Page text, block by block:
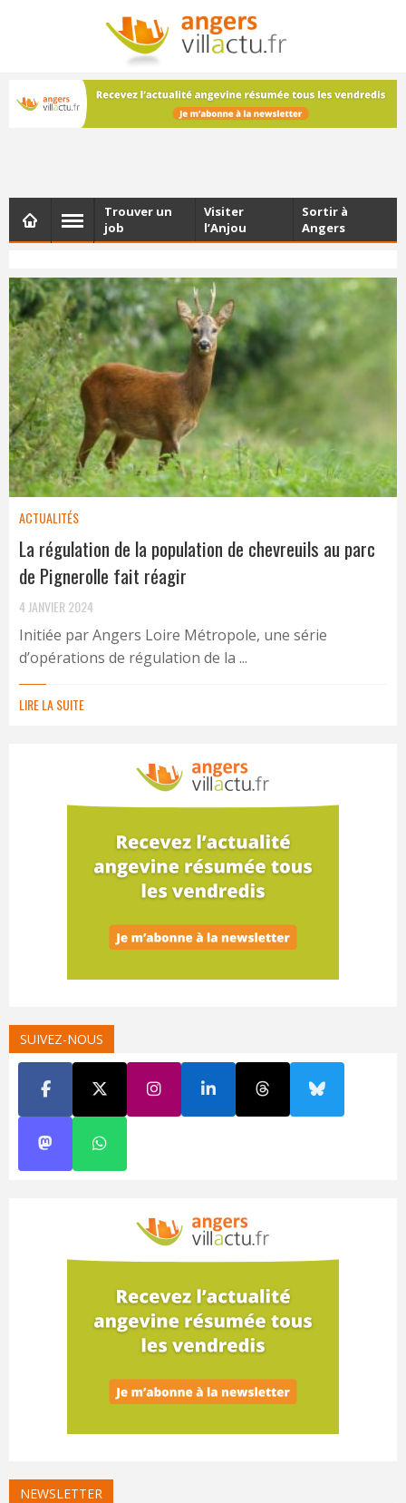
NEWSLETTER
Les dernières actualités d'Angers, chaque vendredi dans
votre boîte e-mail
Trouver un
job
Visiter
l’Anjou
Sortir à
Angers
ACTUALITÉS
La régulation de la population de chevreuils au parc
de Pignerolle fait réagir
4 JANVIER 2024
Initiée par Angers Loire Métropole, une série
d’opérations de régulation de la ...
LIRE LA SUITE
SUIVEZ-NOUS
NEWSLETTER